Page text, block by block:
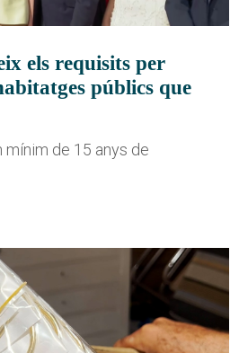
els requisits per
públics que
mínim de 15 anys de